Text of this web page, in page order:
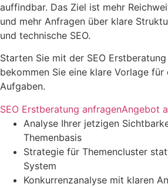
auffindbar. Das Ziel ist mehr
und mehr Anfragen über klare
und technische SEO.
Starten Sie mit der SEO
bekommen Sie eine klare Vorlage für
Aufgaben.
SEO Erstberatung anfragenAngebot
Analyse Ihrer jetzigen
Themenbasis
Strategie für Themencluster
System
Konkurrenzanalyse mit klaren